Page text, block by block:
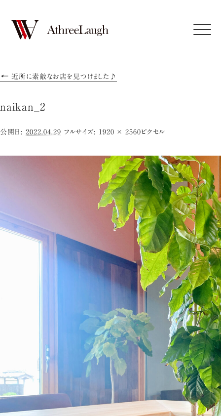
Click
← 近所に素敵なお店を見つけました♪
naikan_2
公開日: 2022.04.29 フルサイズ: 1920 × 2560ピクセル